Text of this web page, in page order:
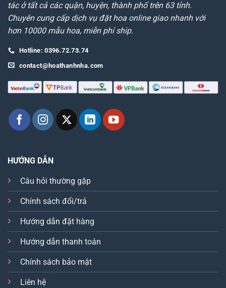
tác ở tất cả các quận, huyện, thành phố trên 63 tỉnh.
Chuyên cung cấp dịch vụ đặt hoa online giao nhanh với
hơn 10000 mẫu hoa, miễn phí ship.
Hotline: 0396.72.73.74
contact@hoathanhnha.com
HƯỚNG DẪN
Câu hỏi thường gặp
Chính sách đổi/trả
Hướng dẫn đặt hàng
Hướng dẫn thanh toán
Chính sách bảo mật
Liên hệ